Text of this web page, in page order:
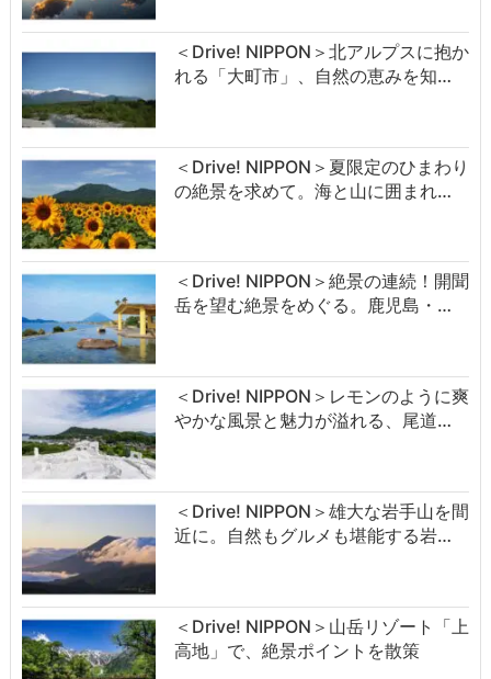
＜Drive! NIPPON＞北アルプスに抱か
れる「大町市」、自然の恵みを知…
＜Drive! NIPPON＞夏限定のひまわり
の絶景を求めて。海と山に囲まれ…
＜Drive! NIPPON＞絶景の連続！開聞
岳を望む絶景をめぐる。鹿児島・…
＜Drive! NIPPON＞レモンのように爽
やかな風景と魅力が溢れる、尾道…
＜Drive! NIPPON＞雄大な岩手山を間
近に。自然もグルメも堪能する岩…
＜Drive! NIPPON＞山岳リゾート「上
高地」で、絶景ポイントを散策